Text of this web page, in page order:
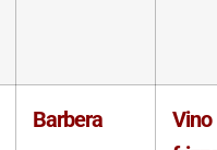
Barbera
Vino